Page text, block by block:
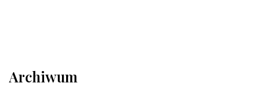
Archiwum